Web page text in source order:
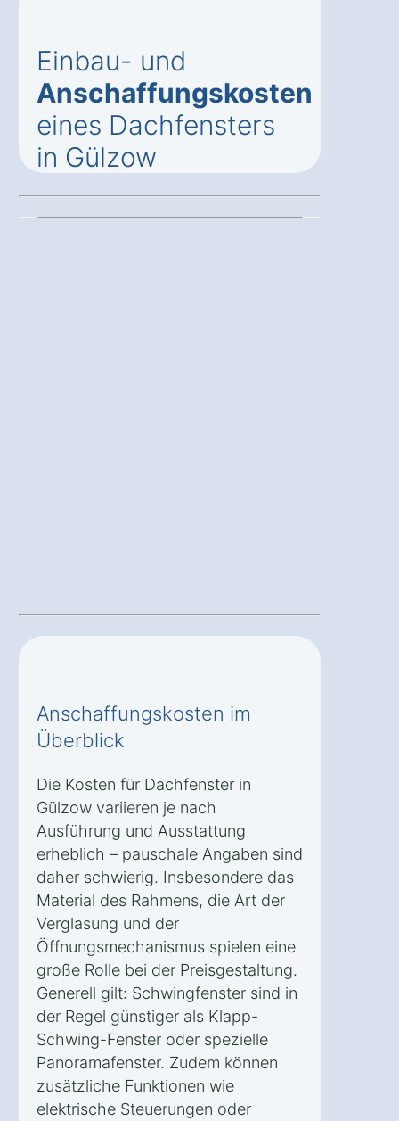
Einbau- und
Anschaffungskosten
eines Dachfensters
in Gülzow
Anschaffungskosten im
Überblick
Die Kosten für Dachfenster in
Gülzow variieren je nach
Ausführung und Ausstattung
erheblich – pauschale Angaben sind
daher schwierig. Insbesondere das
Material des Rahmens, die Art der
Verglasung und der
Öffnungsmechanismus spielen eine
große Rolle bei der Preisgestaltung.
Generell gilt: Schwingfenster sind in
der Regel günstiger als Klapp-
Schwing-Fenster oder spezielle
Panoramafenster. Zudem können
zusätzliche Funktionen wie
elektrische Steuerungen oder